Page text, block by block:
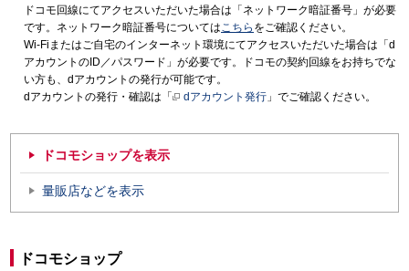
ドコモ回線にてアクセスいただいた場合は「ネットワーク暗証番号」が必要
です。ネットワーク暗証番号についてはこちら をご確認ください。
Wi-Fiまたはご自宅のインターネット環境にてアクセスいただいた場合は「d
アカウントのID／パスワード」が必要です。ドコモの契約回線をお持ちでな
い方も、dアカウントの発行が可能です。
dアカウントの発行・確認は「
dアカウント発行 」でご確認ください。
ドコモショップを表示
量販店などを表示
ドコモショップ